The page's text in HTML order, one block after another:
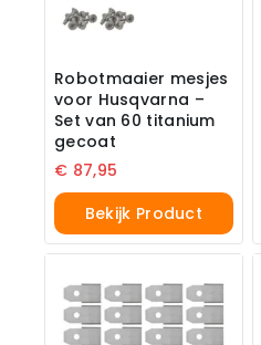
Robotmaaier mesjes
voor Husqvarna –
Set van 60 titanium
gecoat
€ 87,95
Bekijk Product